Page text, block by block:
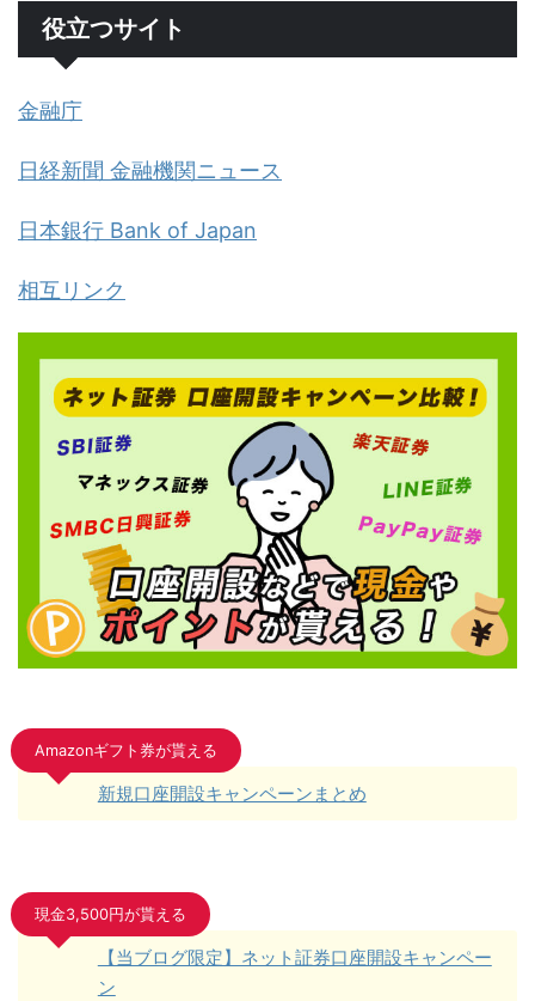
役立つサイト
金融庁
日経新聞 金融機関ニュース
日本銀行 Bank of Japan
相互リンク
Amazonギフト券が貰える
新規口座開設キャンペーンまとめ
現金3,500円が貰える
【当ブログ限定】ネット証券口座開設キャンペー
ン